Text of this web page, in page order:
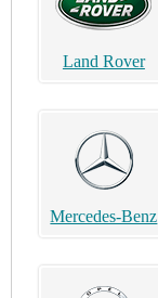
Land Rover
Mercedes-Benz